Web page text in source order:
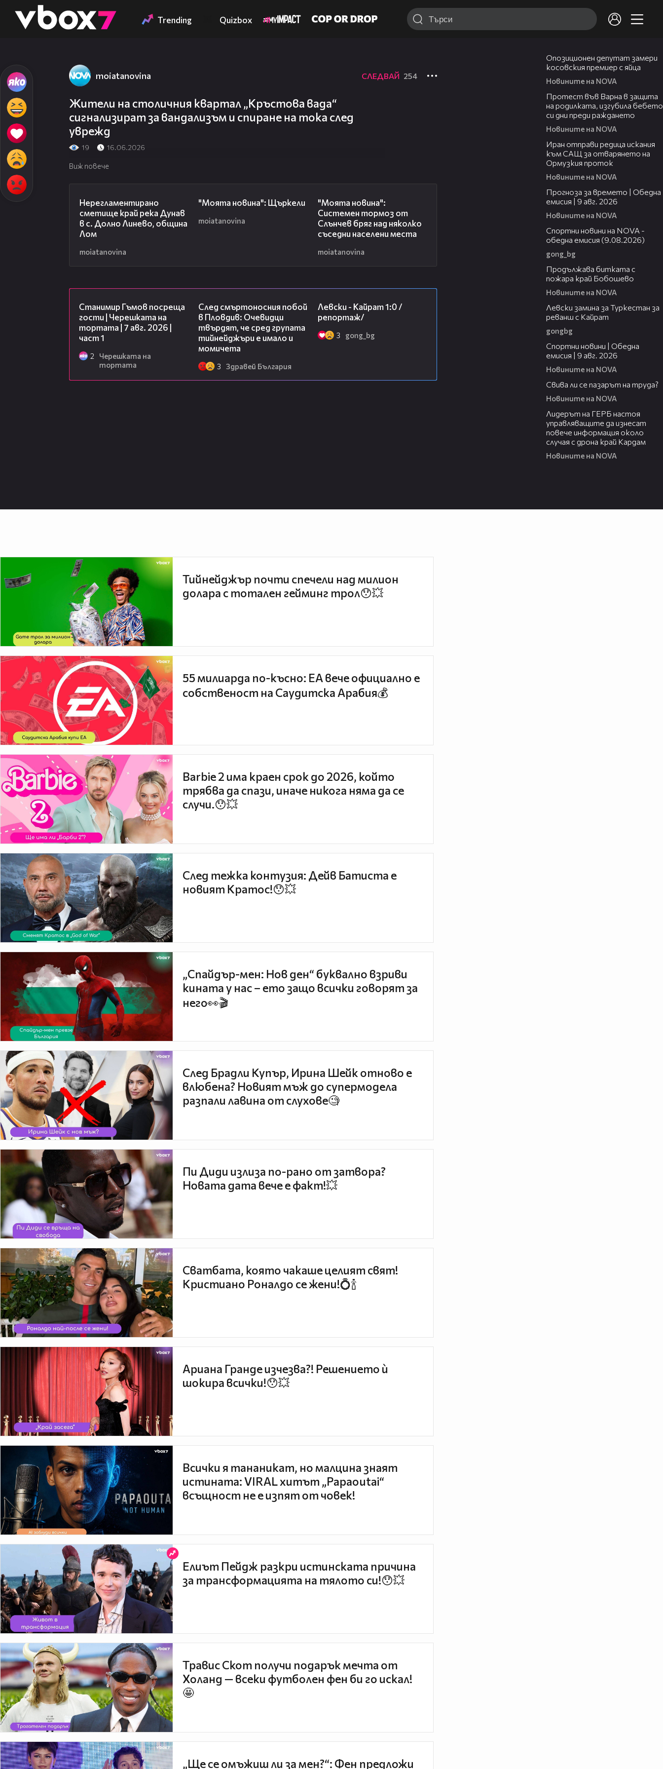
👾 Trending Quizbox
moiatanovina СЛЕДВАЙ 254
Жители на столичния квартал „Кръстова вада“
сигнализират за вандализъм и спиране на тока след
уврежд
19 16.06.2026
Виж повече
Нерегламентирано
сметище край река Дунав
в с. Долно Линево, община
Лом
moiatanovina
"Моята новина": Щъркели
moiatanovina
"Моята новина":
Системен тормоз от
Слънчев бряг над няколко
съседни населени места
moiatanovina
Станимир Гъмов посреща
гости | Черешката на
тортата | 7 авг. 2026 |
част 1
2
Черешката на
тортата
След смъртоносния побой
в Пловдив: Очевидци
твърдят, че сред групата
тийнейджъри е имало и
момичета
3 Здравей България
Левски - Кайрат 1:0 /
репортаж/
3 gong_bg
Опозиционен депутат замери
косовския премиер с яйца
Новините на NOVA
Протест във Варна в защита
на родилката, изгубила бебето
си дни преди раждането
Новините на NOVA
Иран отправи редица искания
към САЩ за отварянето на
Ормузкия проток
Новините на NOVA
Прогноза за времето | Обедна
емисия | 9 авг. 2026
Новините на NOVA
Спортни новини на NOVA -
обедна емисия (9.08.2026)
gong_bg
Продължава битката с
пожара край Бобошево
Новините на NOVA
Левски замина за Туркестан за
реванш с Кайрат
gongbg
Спортни новини | Обедна
емисия | 9 aвг. 2026
Новините на NOVA
Свива ли се пазарът на труда?
Новините на NOVA
Лидерът на ГЕРБ настоя
управляващите да изнесат
повече информация около
случая с дрона край Кардам
Новините на NOVA
Тийнейджър почти спечели над милион
долара с тотален гейминг трол😯💥
55 милиарда по-късно: EA вече официално е
собственост на Саудитска Арабия💰
Barbie 2 има краен срок до 2026, който
трябва да спази, иначе никога няма да се
случи.😯💥
След тежка контузия: Дейв Батиста е
новият Кратос!😯💥
„Спайдър-мен: Нов ден“ буквално взриви
кината у нас – ето защо всички говорят за
него👀🎬
След Брадли Купър, Ирина Шейк отново е
влюбена? Новият мъж до супермодела
разпали лавина от слухове🧐
Пи Диди излиза по-рано от затвора?
Новата дата вече е факт!💥
Сватбата, която чакаше целият свят!
Кристиано Роналдо се жени!💍🍾
Ариана Гранде изчезва?! Решението ѝ
шокира всички!😯💥
Всички я тананикат, но малцина знаят
истината: VIRAL хитът „Papaoutai“
всъщност не е изпят от човек!
Елиът Пейдж разкри истинската причина
за трансформацията на тялото си!😯💥
Травис Скот получи подарък мечта от
Холанд — всеки футболен фен би го искал!
🤩
„Ще се омъжиш ли за мен?“: Фен предложи